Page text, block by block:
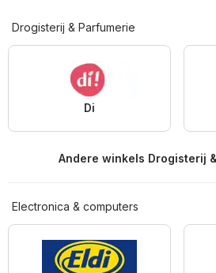
Drogisterij & Parfumerie
Di
Andere winkels Drogisterij
Electronica & computers